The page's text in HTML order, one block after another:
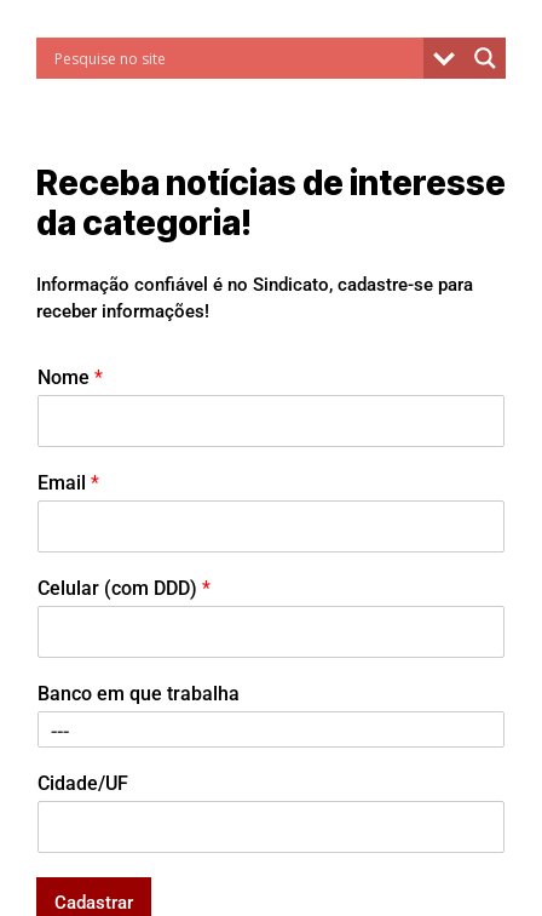
Receba notícias de interesse
da categoria!
Informação confiável é no Sindicato, cadastre-se para
receber informações!
Nome *
Email *
Celular (com DDD) *
Banco em que trabalha
Cidade/UF
Cadastrar